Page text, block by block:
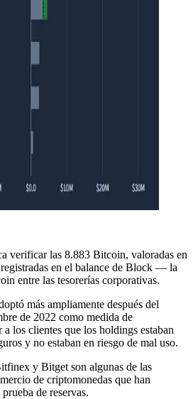
verificar las 8.883 Bitcoin, valoradas en
en el balance de Block — la
entre las tesorerías corporativas.
más ampliamente después del
de 2022 como medida de
a los clientes que los holdings estaban
y no estaban en riesgo de mal uso.
y Bitget son algunas de las
de criptomonedas que han
de reservas.